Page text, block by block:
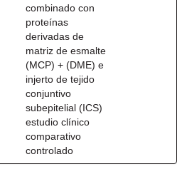
combinado con
proteínas
derivadas de
matriz de esmalte
(MCP) + (DME) e
injerto de tejido
conjuntivo
subepitelial (ICS)
estudio clínico
comparativo
controlado